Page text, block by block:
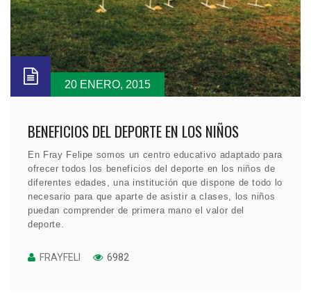
20 ENERO, 2015
BENEFICIOS DEL DEPORTE EN LOS NIÑOS
En Fray Felipe somos un centro educativo adaptado para
ofrecer todos los beneficios del deporte en los niños de
diferentes edades, una institución que dispone de todo lo
necesario para que aparte de asistir a clases, los niños
puedan comprender de primera mano el valor del
deporte.
FRAYFELI 6982